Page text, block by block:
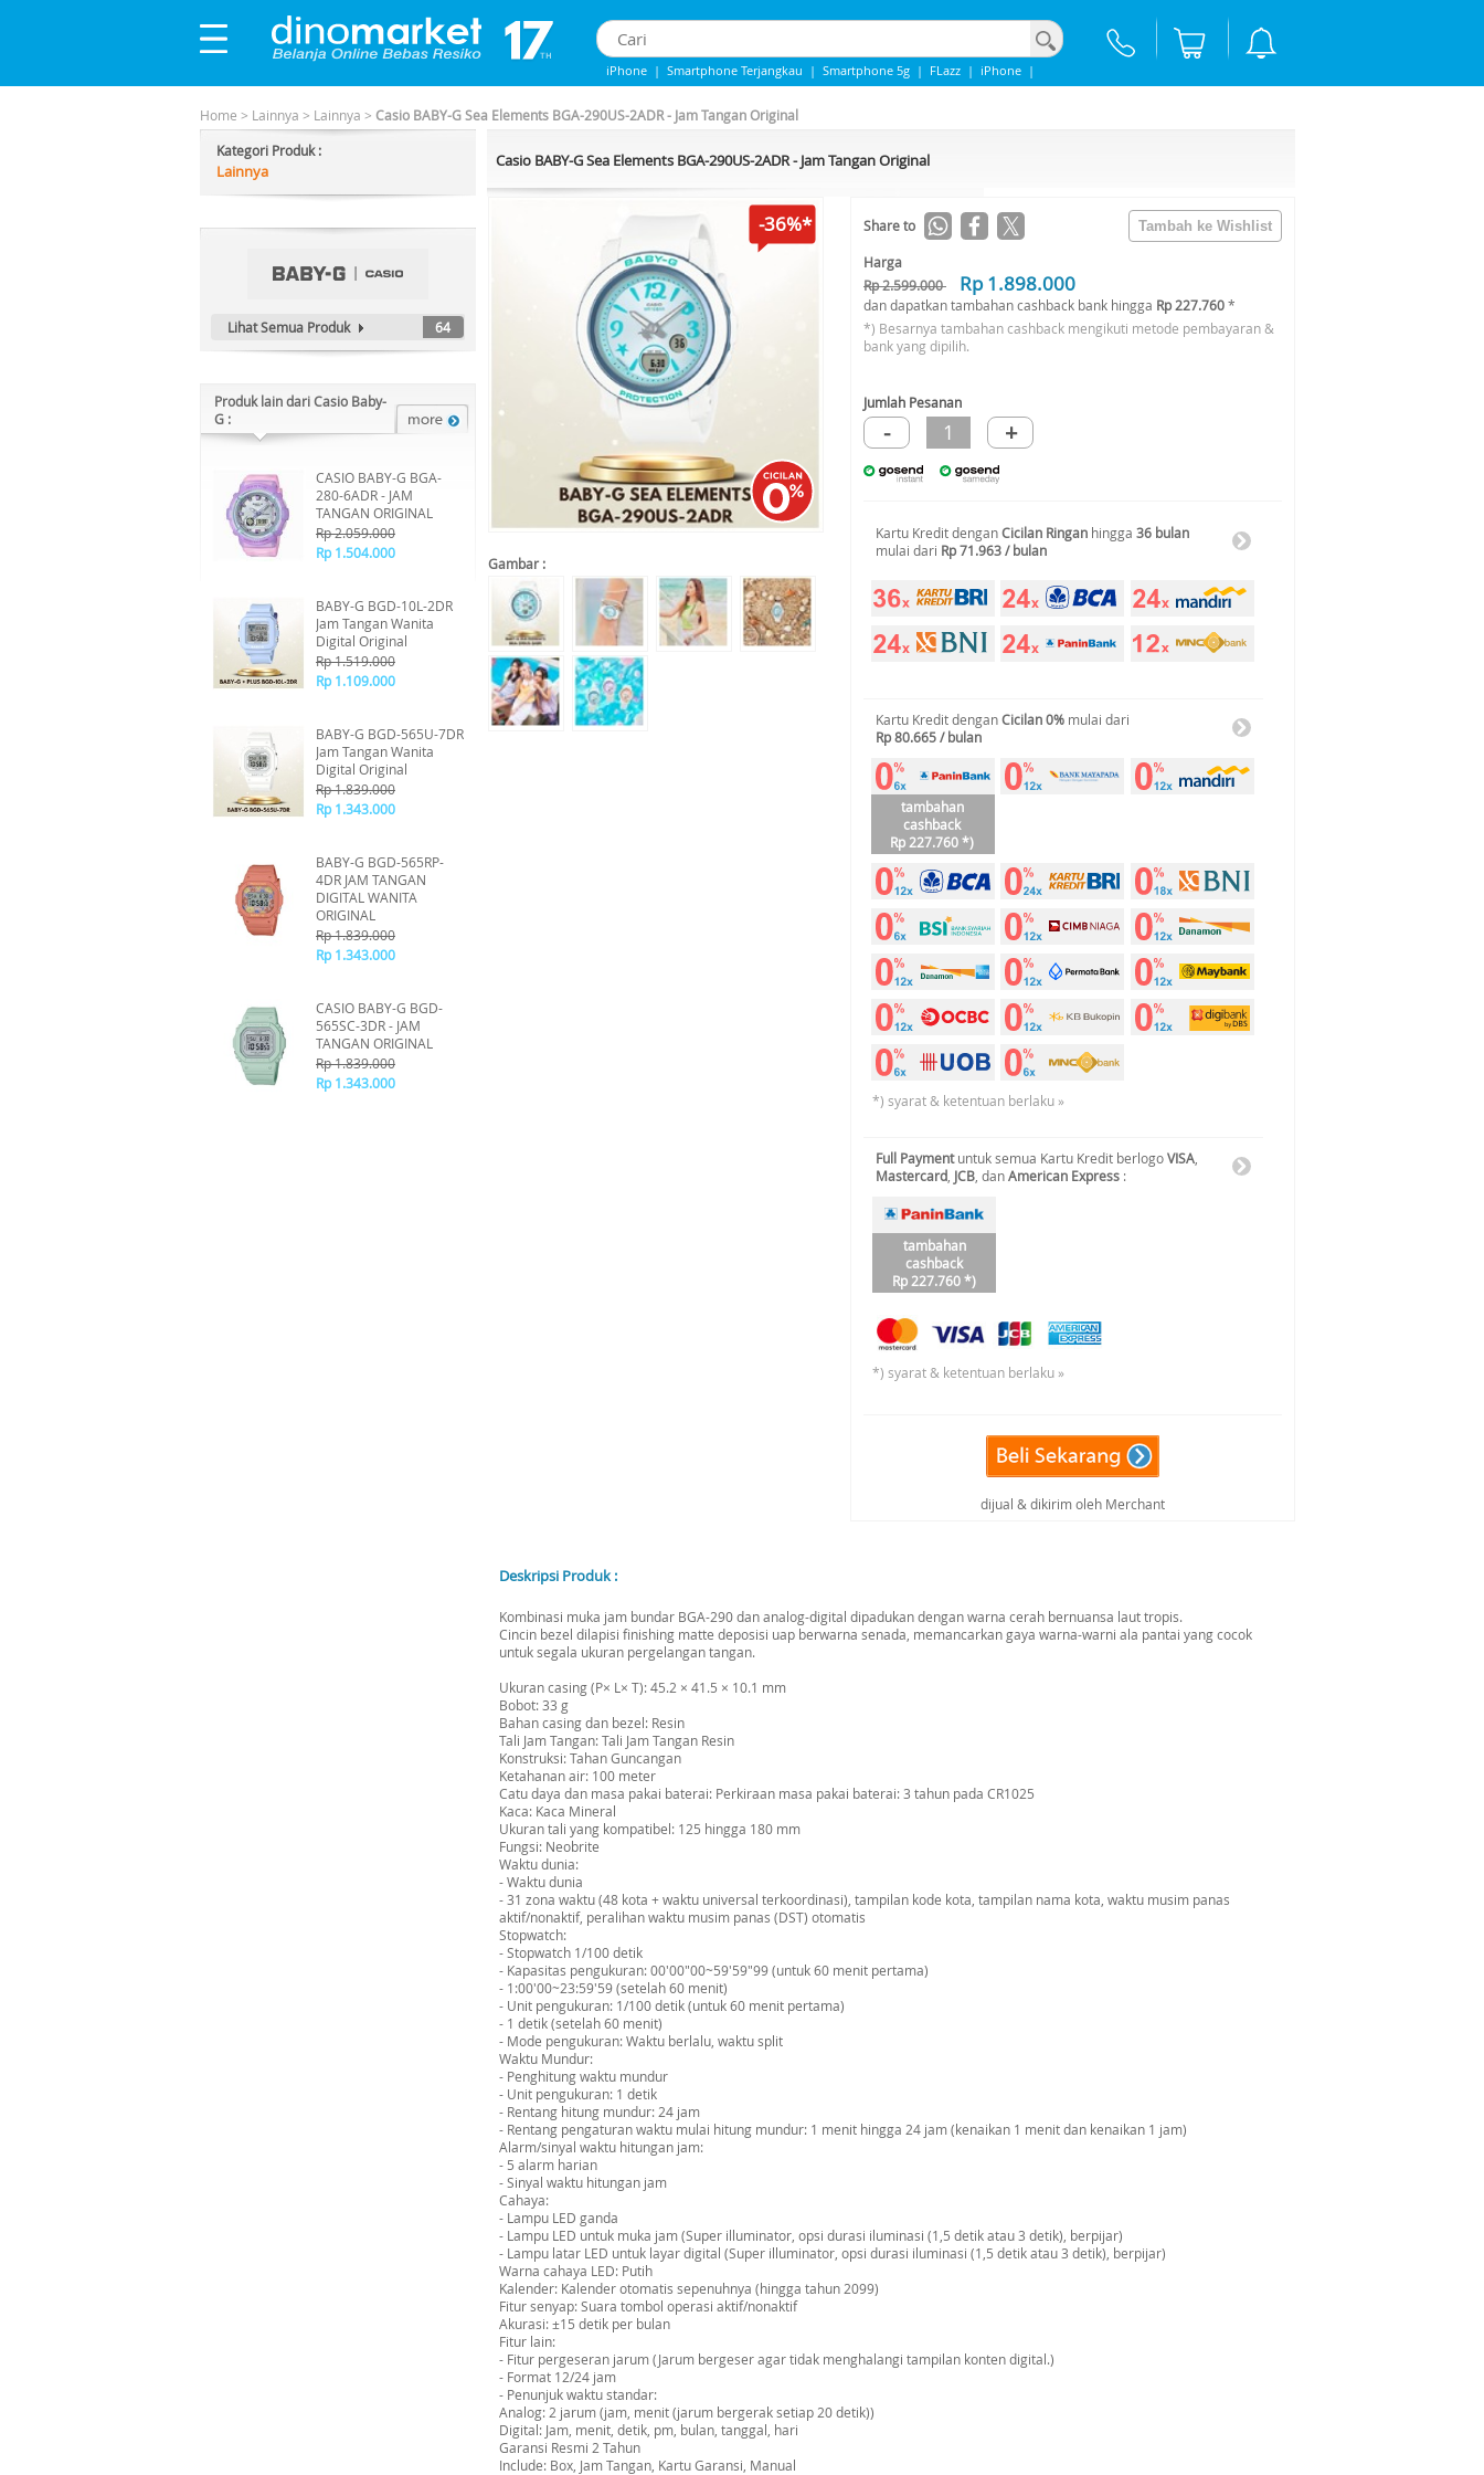
iPhone | Smartphone Terjangkau | Smartphone 5g | FLazz | iPhone |
Home > Lainnya > Lainnya > Casio BABY-G Sea Elements BGA-290US-2ADR - Jam Tangan Original
Kategori Produk :
Lainnya
Lihat Semua Produk 64
Produk lain dari Casio Baby-
G :
CASIO BABY-G BGA-
280-6ADR - JAM
TANGAN ORIGINAL
Rp 2.059.000
Rp 1.504.000
BABY-G BGD-10L-2DR
Jam Tangan Wanita
Digital Original
Rp 1.519.000
Rp 1.109.000
BABY-G BGD-565U-7DR
Jam Tangan Wanita
Digital Original
Rp 1.839.000
Rp 1.343.000
BABY-G BGD-565RP-
4DR JAM TANGAN
DIGITAL WANITA
ORIGINAL
Rp 1.839.000
Rp 1.343.000
CASIO BABY-G BGD-
565SC-3DR - JAM
TANGAN ORIGINAL
Rp 1.839.000
Rp 1.343.000
Casio BABY-G Sea Elements BGA-290US-2ADR - Jam Tangan Original
-36%*
Gambar :
Share to
Harga
Rp 2.599.000
Rp 1.898.000
dan dapatkan tambahan cashback bank hingga Rp 227.760*
*) Besarnya tambahan cashback mengikuti metode pembayaran &
bank yang dipilih.
Jumlah Pesanan
- 1 +
Kartu Kredit denganCicilan Ringan hingga 36 bulan
mulai dari Rp 71.963 / bulan
Kartu Kredit denganCicilan 0% mulai dari
Rp 80.665 / bulan
tambahan
cashback
Rp 227.760 *)
*) syarat & ketentuan berlaku »
Full Paymentuntuk semua Kartu Kredit berlogoVISA
Mastercard JCB , danAmerican Express :
tambahan
cashback
Rp 227.760 *)
*) syarat & ketentuan berlaku »
dijual & dikirim oleh Merchant
Deskripsi Produk :
Kombinasi muka jam bundar BGA-290 dan analog-digital dipadukan dengan warna cerah bernuansa laut tropis.
Cincin bezel dilapisi finishing matte deposisi uap berwarna senada, memancarkan gaya warna-warni ala pantai yang cocok
untuk segala ukuran pergelangan tangan.
Ukuran casing (P× L× T): 45.2 × 41.5 × 10.1 mm
Bobot: 33 g
Bahan casing dan bezel: Resin
Tali Jam Tangan: Tali Jam Tangan Resin
Konstruksi: Tahan Guncangan
Ketahanan air: 100 meter
Catu daya dan masa pakai baterai: Perkiraan masa pakai baterai: 3 tahun pada CR1025
Kaca: Kaca Mineral
Ukuran tali yang kompatibel: 125 hingga 180 mm
Fungsi: Neobrite
Waktu dunia:
- Waktu dunia
- 31 zona waktu (48 kota + waktu universal terkoordinasi), tampilan kode kota, tampilan nama kota, waktu musim panas
aktif/nonaktif, peralihan waktu musim panas (DST) otomatis
Stopwatch:
- Stopwatch 1/100 detik
- Kapasitas pengukuran: 00'00"00~59'59"99 (untuk 60 menit pertama)
- 1:00'00~23:59'59 (setelah 60 menit)
- Unit pengukuran: 1/100 detik (untuk 60 menit pertama)
- 1 detik (setelah 60 menit)
- Mode pengukuran: Waktu berlalu, waktu split
Waktu Mundur:
- Penghitung waktu mundur
- Unit pengukuran: 1 detik
- Rentang hitung mundur: 24 jam
- Rentang pengaturan waktu mulai hitung mundur: 1 menit hingga 24 jam (kenaikan 1 menit dan kenaikan 1 jam)
Alarm/sinyal waktu hitungan jam:
- 5 alarm harian
- Sinyal waktu hitungan jam
Cahaya:
- Lampu LED ganda
- Lampu LED untuk muka jam (Super illuminator, opsi durasi iluminasi (1,5 detik atau 3 detik), berpijar)
- Lampu latar LED untuk layar digital (Super illuminator, opsi durasi iluminasi (1,5 detik atau 3 detik), berpijar)
Warna cahaya LED: Putih
Kalender: Kalender otomatis sepenuhnya (hingga tahun 2099)
Fitur senyap: Suara tombol operasi aktif/nonaktif
Akurasi: ±15 detik per bulan
Fitur lain:
- Fitur pergeseran jarum (Jarum bergeser agar tidak menghalangi tampilan konten digital.)
- Format 12/24 jam
- Penunjuk waktu standar:
Analog: 2 jarum (jam, menit (jarum bergerak setiap 20 detik))
Digital: Jam, menit, detik, pm, bulan, tanggal, hari
Garansi Resmi 2 Tahun
Include: Box, Jam Tangan, Kartu Garansi, Manual